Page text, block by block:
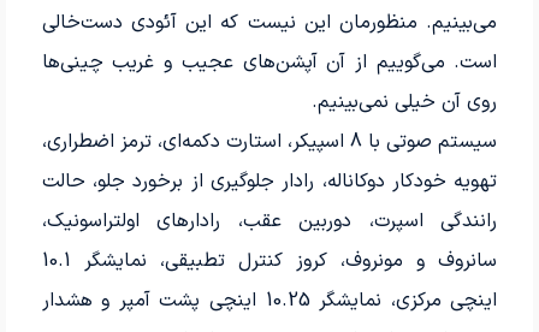
می‌بینیم. منظورمان این نیست که این آئودی دست‌خالی
است. می‌گوییم از آن آپشن‌های عجیب و غریب چینی‌ها
روی آن خیلی نمی‌بینیم.
سیستم صوتی با 8 اسپیکر، استارت دکمه‌ای، ترمز اضطراری،
تهویه خودکار دوکاناله، رادار جلوگیری از برخورد جلو، حالت
رانندگی اسپرت، دوربین عقب، رادارهای اولتراسونیک،
سانروف و مونروف، کروز کنترل تطبیقی، نمایشگر 10.1
اینچی مرکزی، نمایشگر 10.25 اینچی پشت آمپر و هشدار